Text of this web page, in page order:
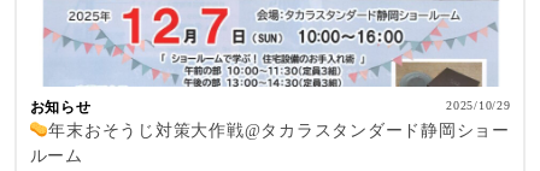
お知らせ 2025/10/29
年末おそうじ対策大作戦@タカラスタンダード静岡ショー
ルーム